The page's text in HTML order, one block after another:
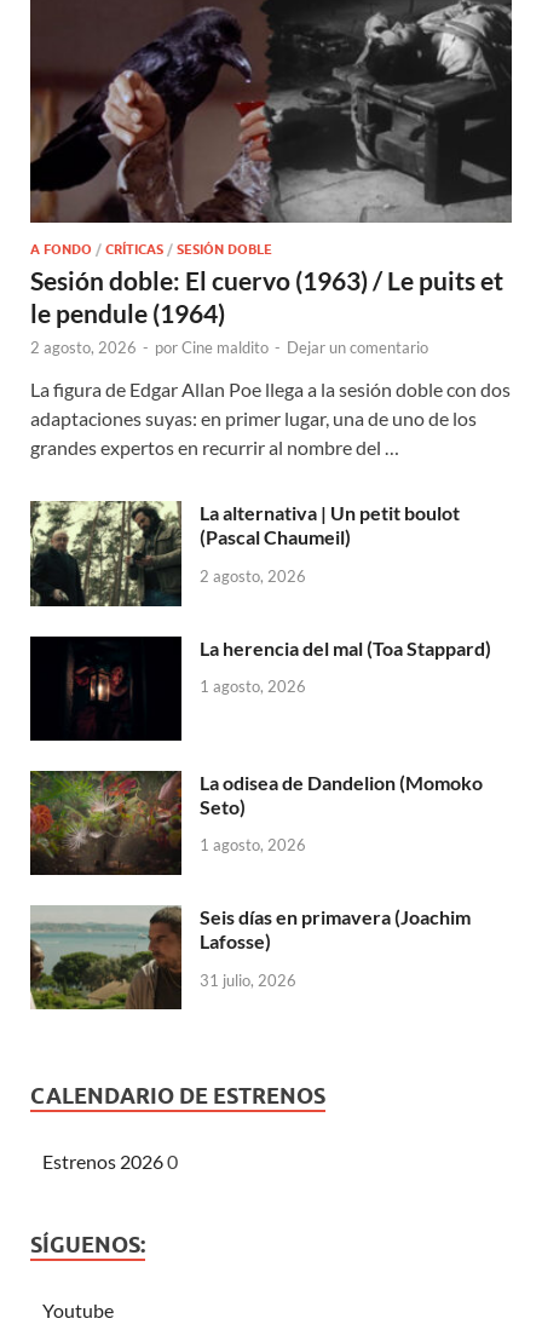
A FONDO / CRÍTICAS / SESIÓN DOBLE
Sesión doble: El cuervo (1963) / Le puits et
le pendule (1964)
2 agosto, 2026 - porCine maldito - Dejar un comentario
La figura de Edgar Allan Poe llega a la sesión doble con dos
adaptaciones suyas: en primer lugar, una de uno de los
grandes expertos en recurrir al nombre del …
La alternativa | Un petit boulot
(Pascal Chaumeil)
2 agosto, 2026
La herencia del mal (Toa Stappard)
1 agosto, 2026
La odisea de Dandelion (Momoko
Seto)
1 agosto, 2026
Seis días en primavera (Joachim
Lafosse)
31 julio, 2026
CALENDARIO DE ESTRENOS
Estrenos 20260
SÍGUENOS:
Youtube